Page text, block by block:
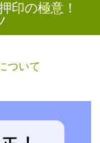
印の極意！
ついて